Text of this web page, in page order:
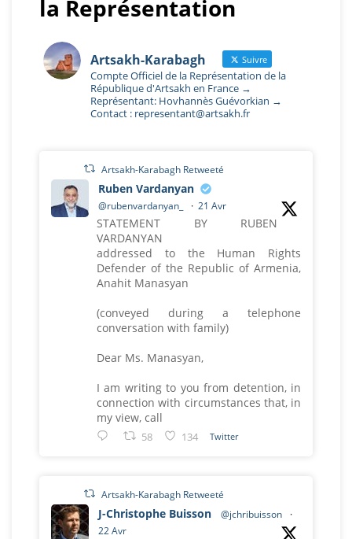
la Représentation
Artsakh-Karabagh Suivre
Compte Officiel de la Représentation de la
République d'Artsakh en France →
Représentant: Hovhannès Guévorkian →
Contact : representant@artsakh.fr
Artsakh-Karabagh Retweeté
Ruben Vardanyan
@rubenvardanyan_ · 21 Avr
STATEMENT BY RUBEN
VARDANYAN
addressed to the Human Rights
Defender of the Republic of Armenia,
Anahit Manasyan
(conveyed during a telephone
conversation with family)
Dear Ms. Manasyan,
I am writing to you from detention, in
connection with circumstances that, in
my view, call
58 134 Twitter
Artsakh-Karabagh Retweeté
J-Christophe Buisson @jchribuisson
·
22 Avr